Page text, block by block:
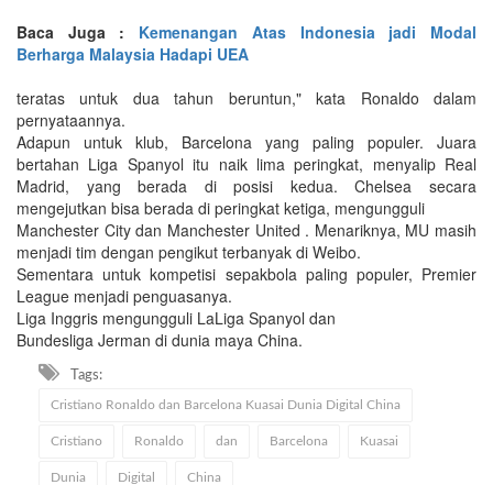
Baca Juga : Kemenangan Atas Indonesia jadi Modal
Berharga Malaysia Hadapi UEA
teratas untuk dua tahun beruntun," kata Ronaldo dalam
pernyataannya.
Adapun untuk klub, Barcelona yang paling populer. Juara
bertahan Liga Spanyol itu naik lima peringkat, menyalip Real
Madrid, yang berada di posisi kedua. Chelsea secara
mengejutkan bisa berada di peringkat ketiga, mengungguli
Manchester City dan Manchester United . Menariknya, MU masih
menjadi tim dengan pengikut terbanyak di Weibo.
Sementara untuk kompetisi sepakbola paling populer, Premier
League menjadi penguasanya.
Liga Inggris mengungguli LaLiga Spanyol dan
Bundesliga Jerman di dunia maya China.
Tags:
Cristiano Ronaldo dan Barcelona Kuasai Dunia Digital China
Cristiano Ronaldo dan Barcelona Kuasai
Dunia Digital China